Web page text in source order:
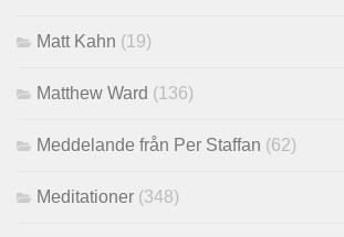
Matt Kahn (19)
Matthew Ward (136)
Meddelande från Per Staffan (62)
Meditationer (348)